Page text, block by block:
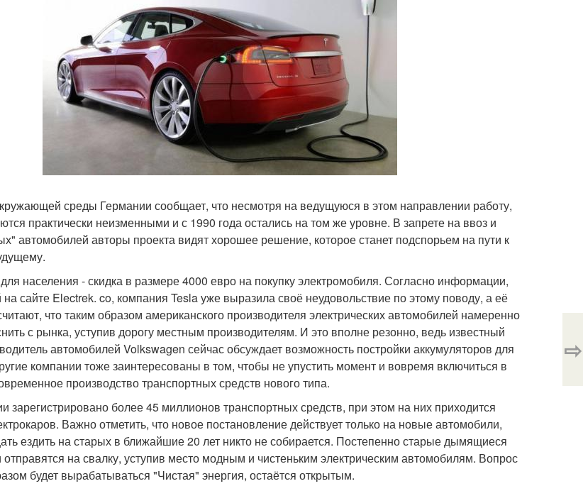
среды Германии сообщает, что несмотря на ведущуюся в этом направлении работу,
практически неизменными и с 1990 года остались на том же уровне. В запрете на ввоз и
автомобилей авторы проекта видят хорошее решение, которое станет подспорьем на пути к
населения - скидка в размере 4000 евро на покупку электромобиля. Согласно информации,
сайте Electrek. co, компания Tesla уже выразила своё неудовольствие по этому поводу, а её
что таким образом американского производителя электрических автомобилей намеренно
с рынка, уступив дорогу местным производителям. И это вполне резонно, ведь известный
автомобилей Volkswagen сейчас обсуждает возможность постройки аккумуляторов для
компании тоже заинтересованы в том, чтобы не упустить момент и вовремя включиться в
производство транспортных средств нового типа.
зарегистрировано более 45 миллионов транспортных средств, при этом на них приходится
Важно отметить, что новое постановление действует только на новые автомобили,
ездить на старых в ближайшие 20 лет никто не собирается. Постепенно старые дымящиеся
на свалку, уступив место модным и чистеньким электрическим автомобилям. Вопрос
будет вырабатываться "Чистая" энергия, остаётся открытым.
⇨